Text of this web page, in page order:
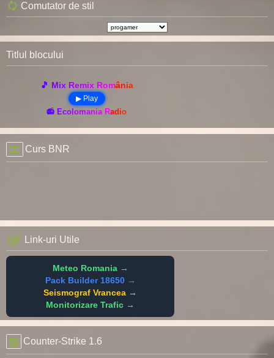
Comutator de stil
Titlul blocului
🎵 Mix Remix România
▶ Play
📻 Ecolomania Radio
Curs BNR
Link-uri Utile
Meteo Romania →
Pack Builder 18650 →
Seismograf Vrancea →
Monitorizare Trafic →
Counter-Strike 1.6